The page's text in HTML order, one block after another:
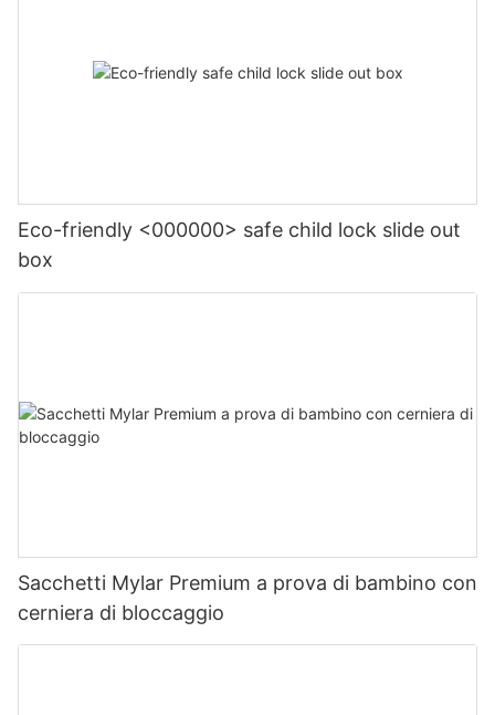
Eco-friendly <000000> safe child lock slide out
box
Sacchetti Mylar Premium a prova di bambino con
cerniera di bloccaggio